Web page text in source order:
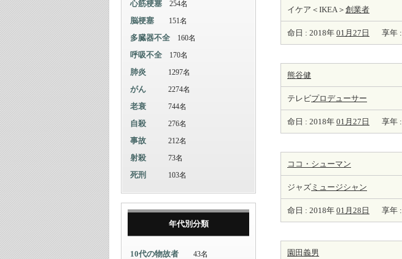
イケア＜IKEA＞ 創業者
命日 : 2018年 01月27日 享年 :
熊谷健
テレビプロデューサー
命日 : 2018年 01月27日 享年 :
ココ・シューマン
ジャズ ミュージシャン
命日 : 2018年 01月28日 享年 :
園田義男
心筋梗塞 254名
脳梗塞 151名
多臓器不全 160名
呼吸不全 170名
肺炎 1297名
がん 2274名
老衰 744名
自殺 276名
事故 212名
射殺 73名
死刑 103名
年代別分類
10代の物故者 43名